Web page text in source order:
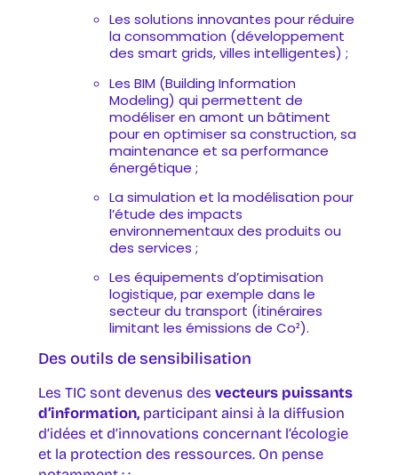
Les solutions innovantes pour réduire
la consommation (développement
des smart grids, villes intelligentes) ;
Les BIM (Building Information
Modeling) qui permettent de
modéliser en amont un bâtiment
pour en optimiser sa construction, sa
maintenance et sa performance
énergétique ;
La simulation et la modélisation pour
l’étude des impacts
environnementaux des produits ou
des services ;
Les équipements d’optimisation
logistique, par exemple dans le
secteur du transport (itinéraires
limitant les émissions de Co²).
Des outils de sensibilisation
Les TIC sont devenus des vecteurs puissants
d’information, participant ainsi à la diffusion
d’idées et d’innovations concernant l’écologie
et la protection des ressources. On pense